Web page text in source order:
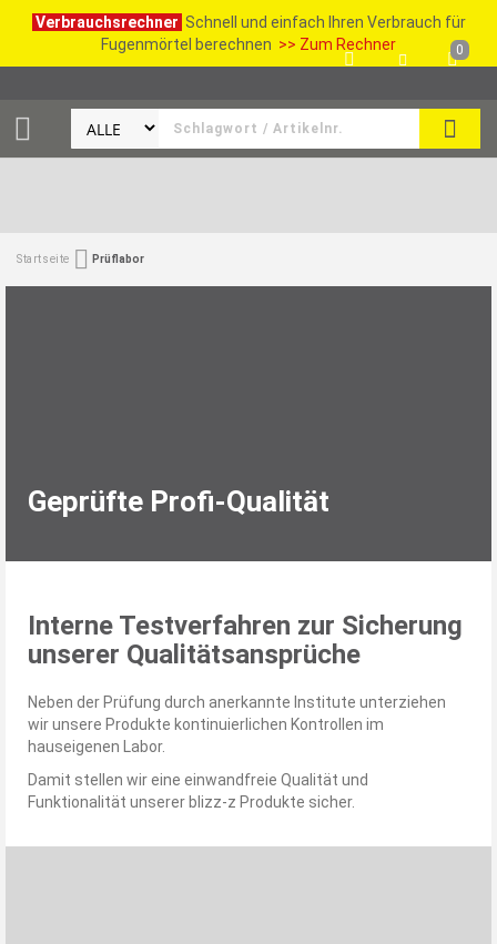
Verbrauchsrechner Schnell und einfach Ihren Verbrauch für
Fugenmörtel berechnen >> Zum Rechner
SUCHE
0
Startseite Prüflabor
Geprüfte Profi-Qualität
Interne Testverfahren zur Sicherung
unserer Qualitätsansprüche
Neben der Prüfung durch anerkannte Institute unterziehen
wir unsere Produkte kontinuierlichen Kontrollen im
hauseigenen Labor.
Damit stellen wir eine einwandfreie Qualität und
Funktionalität unserer blizz-z Produkte sicher.